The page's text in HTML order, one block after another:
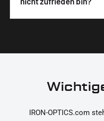
unterstützen dich dabei,
korrekt an deinem
Ja, du kannst die Teile
Rücksendung findest du
IRON-OPTICS.com